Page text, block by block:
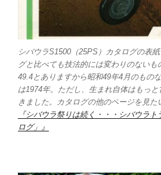
シバウラS1500（25PS）カタログの表
グと比べても技法的には変わりのない
49.4とありますから昭和49年4月のもの
は1974年。ただし、生まれ自体はもっ
きました。カタログの他のページを見た
『シバウラ祭りは続く・・・シバウラ
ログ」』